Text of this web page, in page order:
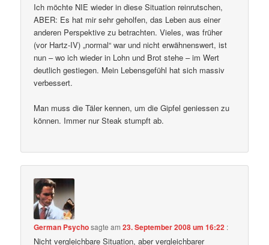
Ich möchte NIE wieder in diese Situation reinrutschen,
ABER: Es hat mir sehr geholfen, das Leben aus einer
anderen Perspektive zu betrachten. Vieles, was früher
(vor Hartz-IV) „normal“ war und nicht erwähnenswert, ist
nun – wo ich wieder in Lohn und Brot stehe – im Wert
deutlich gestiegen. Mein Lebensgefühl hat sich massiv
verbessert.
Man muss die Täler kennen, um die Gipfel geniessen zu
können. Immer nur Steak stumpft ab.
German Psychosagte am23. September 2008 um 16:22 :
Nicht vergleichbare Situation, aber vergleichbarer